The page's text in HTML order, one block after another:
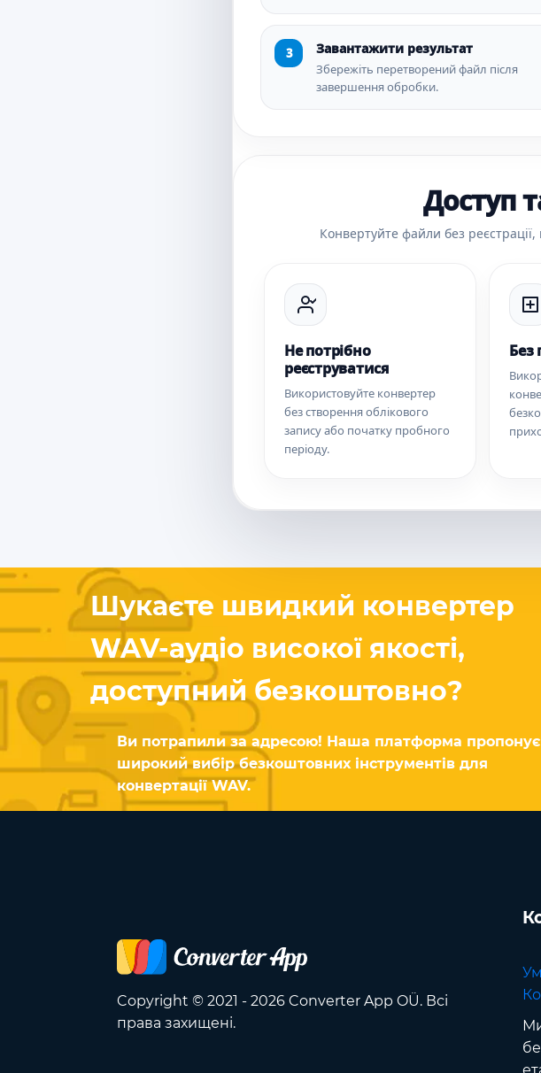
Завантажити результат
Збережіть перетворений файл після
завершення обробки.
Доступ
Конвертуйте файли без
Не потрібно
реєструватися
Використовуйте конвертер
без створення облікового
запису або початку пробного
періоду.
Без
Шукаєте швидкий конвертер
WAV-аудіо високої якості,
доступний безкоштовно?
Ви потрапили за адресою! Наша платформа пропонує
широкий вибір безкоштовних інструментів для
конвертації WAV.
Copyright © 2021 - 2026 Converter App OÜ. Всі
права захищені.